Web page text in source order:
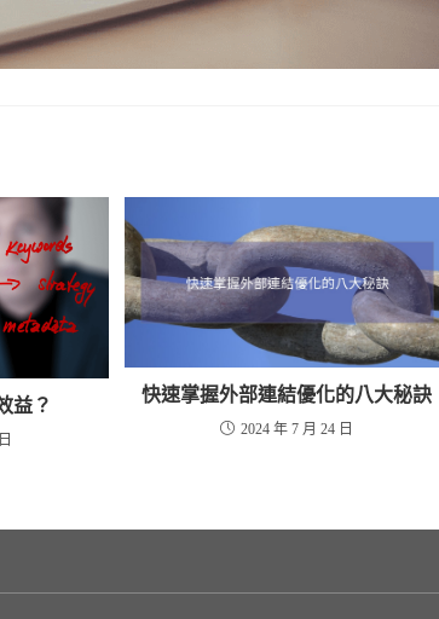
益？
快速掌握外部連結優化的八大秘訣
2024 年 7 月 24 日